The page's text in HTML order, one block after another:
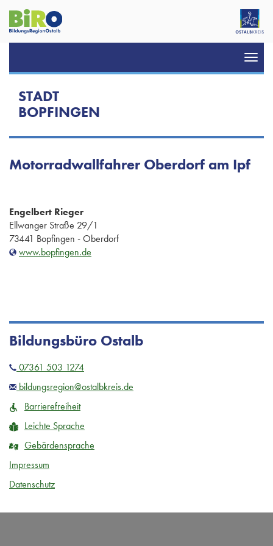
STADT
BOPFINGEN
Motorradwallfahrer Oberdorf am Ipf
Engelbert Rieger
Ellwanger Straße 29/1
73441 Bopfingen - Oberdorf
www.bopfingen.de
Bildungsbüro Ostalb
07361 503 1274
bildungsregion@ostalbkreis.de
Barrierefreiheit
Leichte Sprache
Gebärdensprache
Impressum
Datenschutz